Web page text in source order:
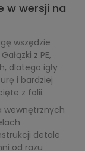
w wersji na
wszędzie
z PE,
dlatego igły
i bardziej
z folii.
wewnętrznych
detale
od razu